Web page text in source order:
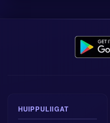
HUIPPULIIGAT